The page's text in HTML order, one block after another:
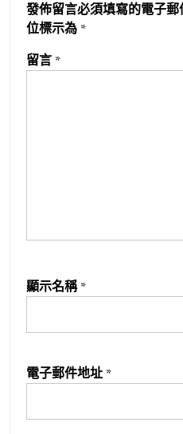
發佈留言必須填寫的電子郵
位標示為 *
留言 *
顯示名稱 *
電子郵件地址 *